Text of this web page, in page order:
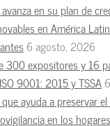
en su plan de
en América
6 agosto, 2026
expositores y 16
9001: 2015 y TSSA
ayuda a preservar
en los